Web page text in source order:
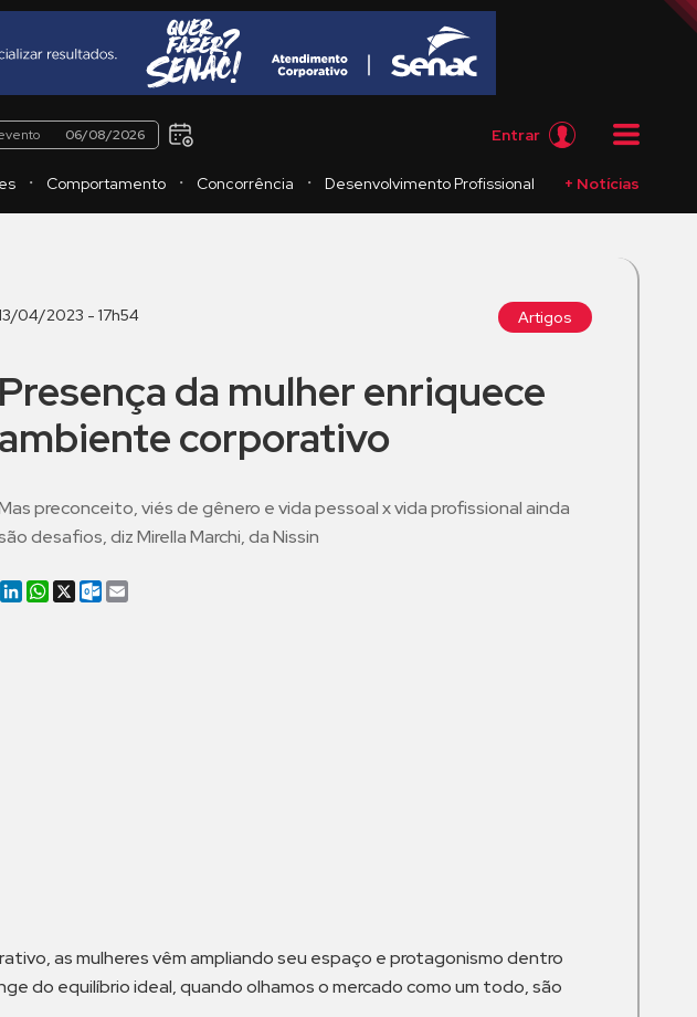
06/08/2026 Entrar
・ Comportamento ・ Concorrência ・ Desenvolvimento Profissional + Notícias
04/2023 - 17h54 Artigos
Presença da mulher enriquece
ambiente corporativo
preconceito, viés de gênero e vida pessoal x vida profissional ainda
desafios, diz Mirella Marchi, da Nissin
LinkedIn
WhatsApp
X Outlook.com
Email
as mulheres vêm ampliando seu espaço e protagonismo dentro
do equilíbrio ideal, quando olhamos o mercado como um todo, são